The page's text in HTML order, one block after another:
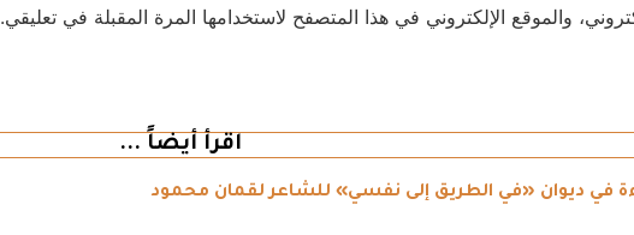
والموقع الإلكتروني في هذا المتصفح لاستخدامها المرة المقبلة في تعليقي.
اقرأ أيضاً ...
في ديوان «في الطريق إلى نفسي» للشاعر لقمان محمود